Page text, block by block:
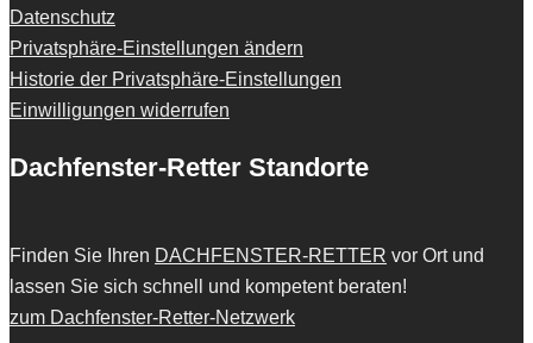
Datenschutz
Privatsphäre-Einstellungen ändern
Historie der Privatsphäre-Einstellungen
Einwilligungen widerrufen
Dachfenster-Retter Standorte
Finden Sie Ihren DACHFENSTER-RETTER vor Ort und
lassen Sie sich schnell und kompetent beraten!
zum Dachfenster-Retter-Netzwerk